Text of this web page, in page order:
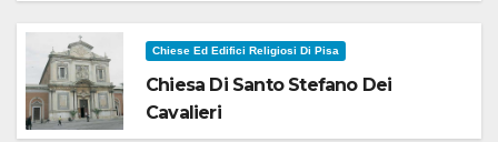
Chiese Ed Edifici Religiosi Di Pisa
Chiesa Di Santo Stefano Dei
Cavalieri